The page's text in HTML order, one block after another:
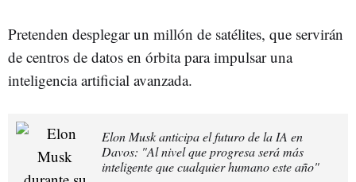
Pretenden desplegar un millón de satélites, que servirán
de centros de datos en órbita para impulsar una
inteligencia artificial avanzada.
Elon Musk anticipa el futuro de la IA en
Davos: "Al nivel que progresa será más
inteligente que cualquier humano este año"